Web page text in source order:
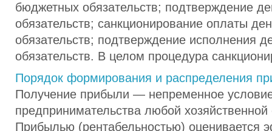
бюджетных обязательств; подтверждение
обязательств; санкционирование оплаты
обязательств; подтверждение исполнения
обязательств. В целом процедура
Порядок формирования и распределения
Получение прибыли — непременное
предпринимательства любой хозяйственной
Прибылью (рентабельностью) оценивается